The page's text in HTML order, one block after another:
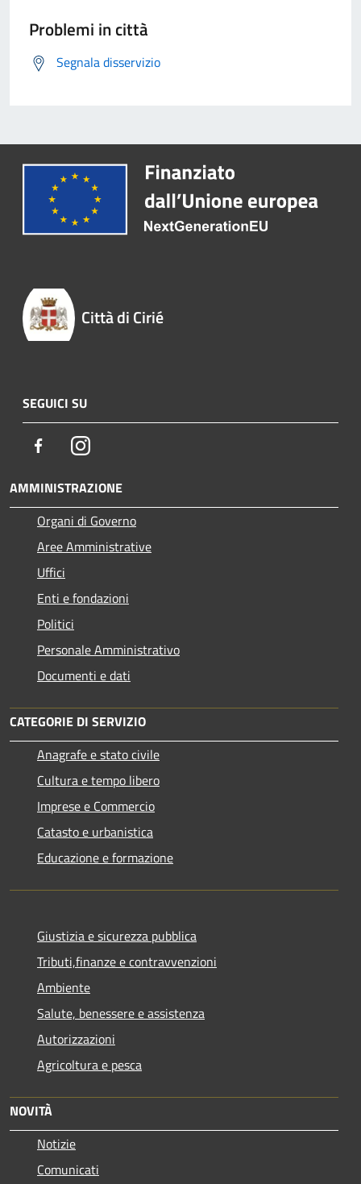
Problemi in città
Segnala disservizio
Città di Cirié
SEGUICI SU
FacebookInstagram
AMMINISTRAZIONE
Organi di Governo
Aree Amministrative
Uffici
Enti e fondazioni
Politici
Personale Amministrativo
Documenti e dati
CATEGORIE DI SERVIZIO
Anagrafe e stato civile
Cultura e tempo libero
Imprese e Commercio
Catasto e urbanistica
Educazione e formazione
Giustizia e sicurezza pubblica
Tributi,finanze e contravvenzioni
Ambiente
Salute, benessere e assistenza
Autorizzazioni
Agricoltura e pesca
NOVITÀ
Notizie
Comunicati